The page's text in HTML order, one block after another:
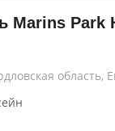
Marins Park
область,